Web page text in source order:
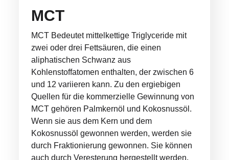
MCT
MCT Bedeutet mittelkettige Triglyceride mit
zwei oder drei Fettsäuren, die einen
aliphatischen Schwanz aus
Kohlenstoffatomen enthalten, der zwischen 6
und 12 variieren kann. Zu den ergiebigen
Quellen für die kommerzielle Gewinnung von
MCT gehören Palmkernöl und Kokosnussöl.
Wenn sie aus dem Kern und dem
Kokosnussöl gewonnen werden, werden sie
durch Fraktionierung gewonnen. Sie können
auch durch Veresterung hergestellt werden.